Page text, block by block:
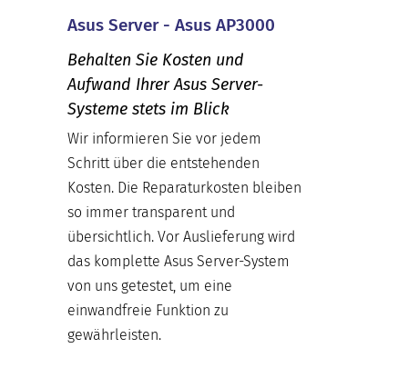
Asus Server - Asus AP3000
Behalten Sie Kosten und
Aufwand Ihrer Asus Server-
Systeme stets im Blick
Wir informieren Sie vor jedem
Schritt über die entstehenden
Kosten. Die Reparaturkosten bleiben
so immer transparent und
übersichtlich. Vor Auslieferung wird
das komplette Asus Server-System
von uns getestet, um eine
einwandfreie Funktion zu
gewährleisten.